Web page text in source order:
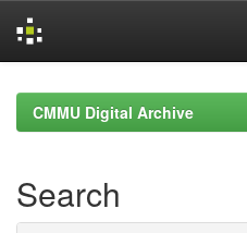
navigationCMMU Digital Archive
Search